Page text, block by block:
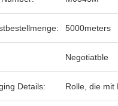
5000meters
Negotiatble
Details: Rolle, die mit